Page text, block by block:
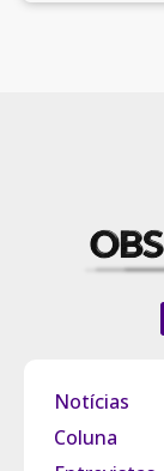
Notícias
Coluna